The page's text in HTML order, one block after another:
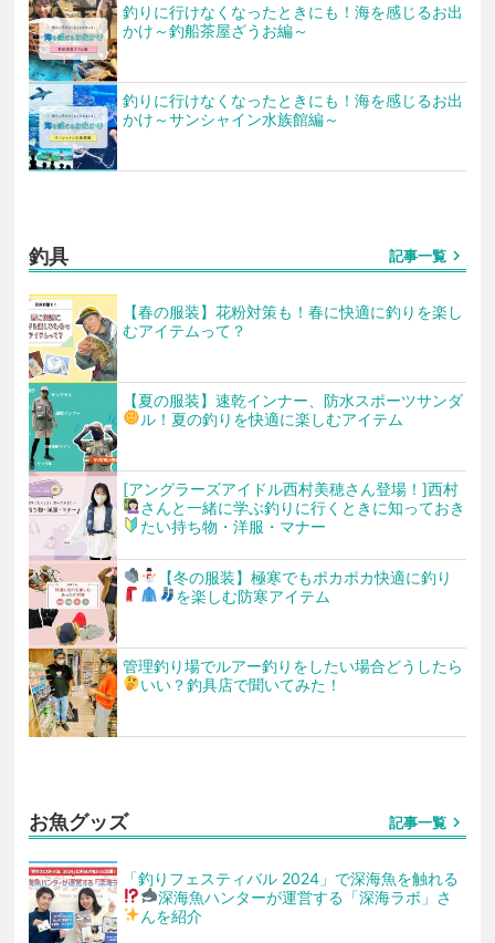
釣りに行けなくなったときにも！海を感じるお出
かけ～釣船茶屋ざうお編～
釣りに行けなくなったときにも！海を感じるお出
かけ～サンシャイン水族館編～
釣具 記事一覧chevron_right
【春の服装】花粉対策も！春に快適に釣りを楽し
むアイテムって？
【夏の服装】速乾インナー、防水スポーツサンダ
ル！夏の釣りを快適に楽しむアイテム
[アングラーズアイドル西村美穂さん登場！]西村
さんと一緒に学ぶ釣りに行くときに知っておき
たい持ち物・洋服・マナー
【冬の服装】極寒でもポカポカ快適に釣り
を楽しむ防寒アイテム
管理釣り場でルアー釣りをしたい場合どうしたら
いい ？釣具店で聞いてみた！
お魚グッズ 記事一覧chevron_right
「釣りフェスティバル 2024」で深海魚を触れる
深海魚ハンターが運営する「深海ラボ」さ
んを紹介